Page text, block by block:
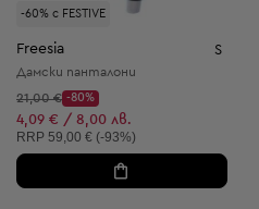
-60% с FESTIVE
Freesia S
Дамски панталони
Начална цена:
21,00 €
Discount Price:
-80%
Намалена цена:
4,09 € / 8,00 лв.
Препоръчителна цена:
RRP 59,00 € (-93%)